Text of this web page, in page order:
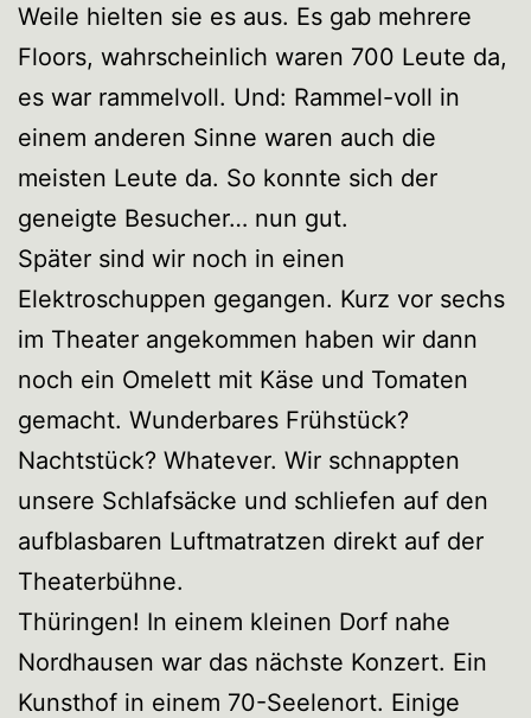
Weile hielten sie es aus. Es gab mehrere
Floors, wahrscheinlich waren 700 Leute da,
es war rammelvoll. Und: Rammel-voll in
einem anderen Sinne waren auch die
meisten Leute da. So konnte sich der
geneigte Besucher… nun gut.
Später sind wir noch in einen
Elektroschuppen gegangen. Kurz vor sechs
im Theater angekommen haben wir dann
noch ein Omelett mit Käse und Tomaten
gemacht. Wunderbares Frühstück?
Nachtstück? Whatever. Wir schnappten
unsere Schlafsäcke und schliefen auf den
aufblasbaren Luftmatratzen direkt auf der
Theaterbühne.
Thüringen! In einem kleinen Dorf nahe
Nordhausen war das nächste Konzert. Ein
Kunsthof in einem 70-Seelenort. Einige